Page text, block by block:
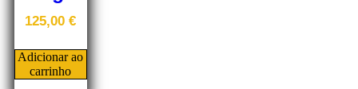
125,00€
Adicionar ao
carrinho